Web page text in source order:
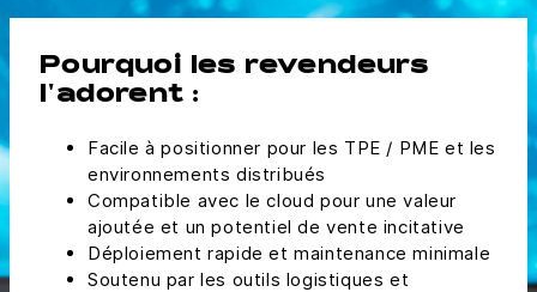
Pourquoi les revendeurs
l'adorent :
Facile à positionner pour les TPE / PME et les
environnements distribués
Compatible avec le cloud pour une valeur
ajoutée et un potentiel de vente incitative
Déploiement rapide et maintenance minimale
Soutenu par les outils logistiques et